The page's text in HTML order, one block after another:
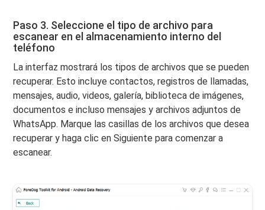
Paso 3. Seleccione el tipo de archivo para
escanear en el almacenamiento interno del
teléfono
La interfaz mostrará los tipos de archivos que se pueden
recuperar. Esto incluye contactos, registros de llamadas,
mensajes, audio, videos, galería, biblioteca de imágenes,
documentos e incluso mensajes y archivos adjuntos de
WhatsApp. Marque las casillas de los archivos que desea
recuperar y haga clic en Siguiente para comenzar a
escanear.